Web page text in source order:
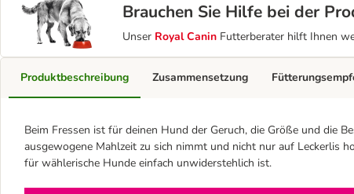
Brauchen Sie Hilfe bei der
Unser Royal Canin Futterberater hilft Ihnen
Produktbeschreibung
Beim Fressen ist für deinen Hund der Geruch, die Größe und die
ausgewogene Mahlzeit zu sich nimmt und nicht nur auf Leckerlis
für wählerische Hunde einfach unwiderstehlich ist.
Zusammensetzung